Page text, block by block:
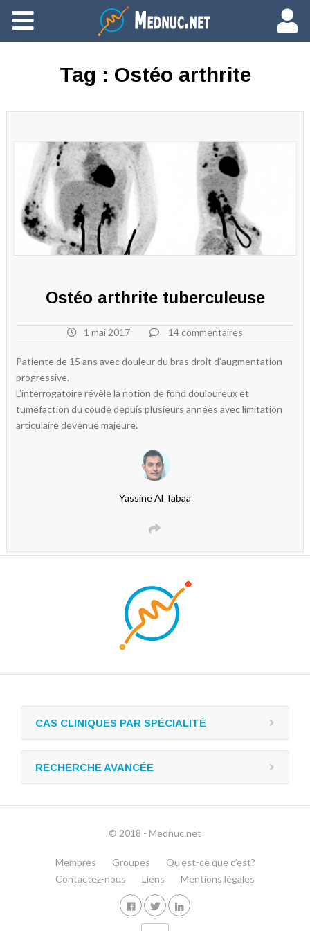
Ajouter du contenu
Tag : Ostéo arthrite
Ostéo arthrite tuberculeuse
1 mai 2017 14 commentaires
Patiente de 15 ans avec douleur du bras droit d’augmentation
progressive.
L’interrogatoire révèle la notion de fond douloureux et
tuméfaction du coude depuis plusieurs années avec limitation
articulaire devenue majeure.
Yassine Al Tabaa
CAS CLINIQUES PAR SPÉCIALITÉ
RECHERCHE AVANCÉE
© 2018 - Mednuc.net
Membres Groupes
Qu’est-ce que c’est?
Contactez-nous
Liens Mentions légales